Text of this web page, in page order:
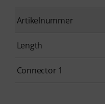
Artikelnummer
Length
Connector 1